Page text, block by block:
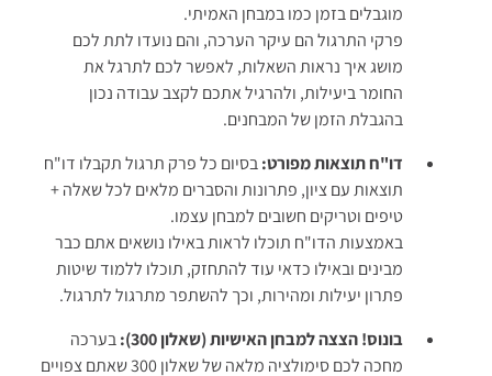
מוגבלים בזמן כמו במבחן האמיתי.
פרקי התרגול הם עיקר הערכה, והם נועדו לתת לכם
מושג איך נראות השאלות, לאפשר לכם לתרגל את
החומר ביעילות, ולהרגיל אתכם לקצב עבודה נכון
בהגבלת הזמן של המבחנים.
דו"ח תוצאות מפורט:בסיום כל פרק תרגול תקבלו דו"ח
תוצאות עם ציון, פתרונות והסברים מלאים לכל שאלה +
טיפים וטריקים חשובים למבחן עצמו.
באמצעות הדו"ח תוכלו לראות באילו נושאים אתם כבר
מבינים ובאילו כדאי עוד להתחזק, תוכלו ללמוד שיטות
פתרון יעילות ומהירות, וכך להשתפר מתרגול לתרגול.
בונוס! הצצה למבחן האישיות (שאלון 300):
בערכה
מחכה לכם סימולציה מלאה של שאלון 300 שאתם צפויים